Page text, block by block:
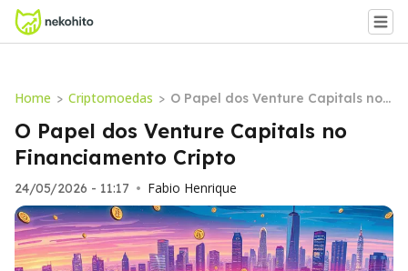
Home > Criptomoedas > O Papel dos Venture Capitals no F
inanciamento Cripto
O Papel dos Venture Capitals no
Financiamento Cripto
24/05/2026 - 11:17 • Fabio Henrique